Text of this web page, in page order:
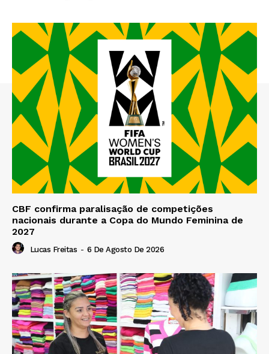
CBF confirma paralisação de competições
nacionais durante a Copa do Mundo Feminina de
2027
Lucas Freitas - 6 De Agosto De 2026